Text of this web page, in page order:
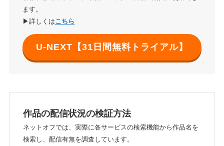
ます。
▶詳しくはこちら
U-NEXT【31日間無料トライアル】
作品の配信状況の検証方法
ネットオフでは、実際に各サービスの検索機能から作品名を
検索し、配信有無を調査しています。